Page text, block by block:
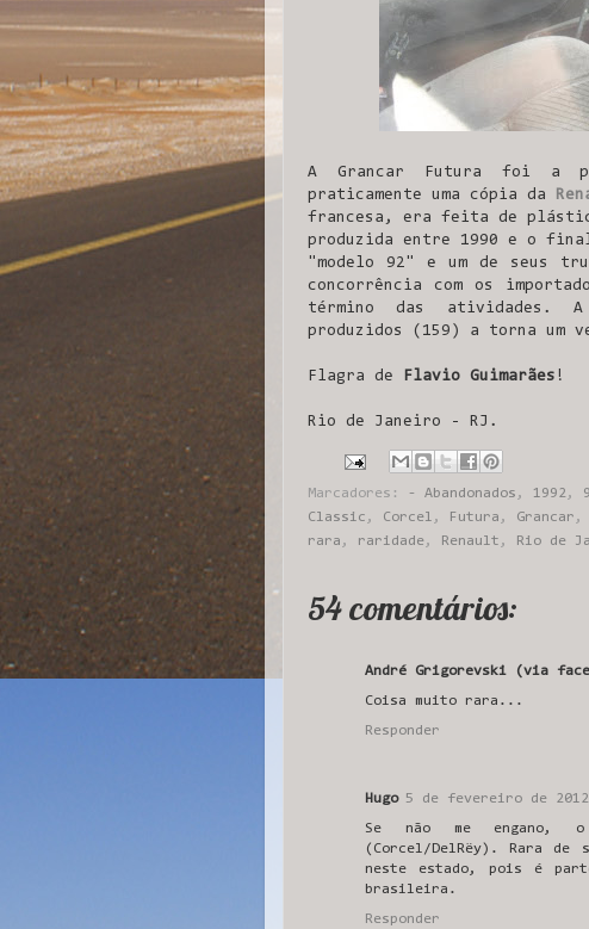
A Grancar Futura foi a
praticamente uma cópia da
francesa, era feita de
produzida entre 1990 e o
"modelo 92" e um de seus
concorrência com os
término das atividades. A
produzidos (159) a torna um
Flagra de Flavio Guimarães !
Rio de Janeiro - RJ.
Marcadores: - Abandonados , 1992,
Classic , Corcel , Futura , Grancar ,
rara , raridade, Renault , Rio de
54 comentários:
André Grigorevski (via
Coisa muito rara...
Responder
Hugo 5 de fevereiro de
Se não me engano,
(Corcel/DelRëy). Rara de
neste estado, pois é
brasileira.
Responder